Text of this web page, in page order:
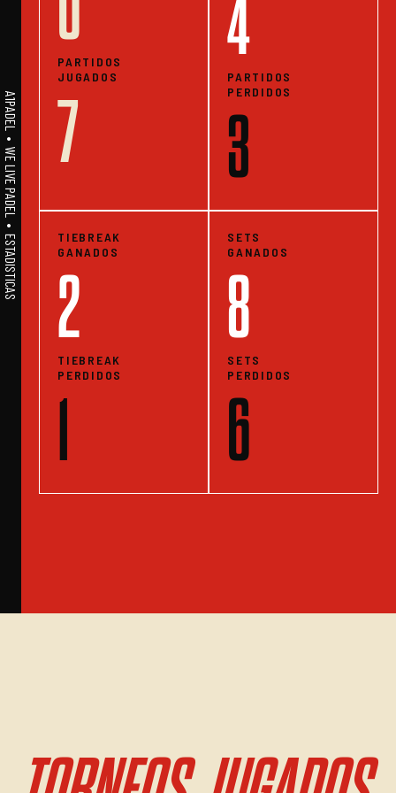
A1PADEL • WE LIVE PADEL • ESTADISTICAS
PARTIDOS
JUGADOS
7
4
PARTIDOS
PERDIDOS
3
TIEBREAK
GANADOS
2
TIEBREAK
PERDIDOS
1
SETS
GANADOS
8
SETS
PERDIDOS
6